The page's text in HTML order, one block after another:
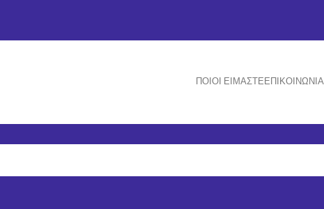
ΠΟΙΟΙ ΕΊΜΑΣΤΕΕΠΙΚΟΙΝΩΝΊΑ